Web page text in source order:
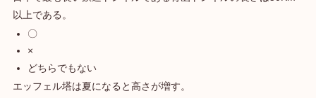
以上である。
〇
×
どちらでもない
エッフェル塔は夏になると高さが増す。